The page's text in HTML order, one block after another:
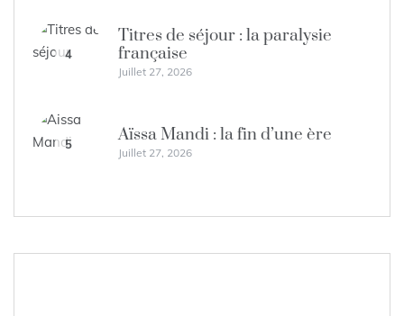
4
Titres de séjour : la paralysie
française
Juillet 27, 2026
5 Aïssa Mandi : la fin d’une ère
Juillet 27, 2026